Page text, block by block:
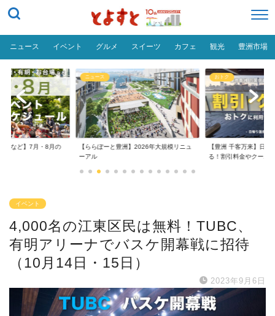
ニュース イベント グルメ スイーツ カフェ 観光 豊洲市場
場など】7月・8月の
ニュース
【ららぽーと豊洲】2026年大規模リニュ
ーアル
おトク
【豊洲 千客万来】日帰
る！割引料金やクーポ...
イベント
4,000名の江東区民は無料！TUBC、
有明アリーナでバスケ開幕戦に招待
（10月14日・15日）
2023年9月6日